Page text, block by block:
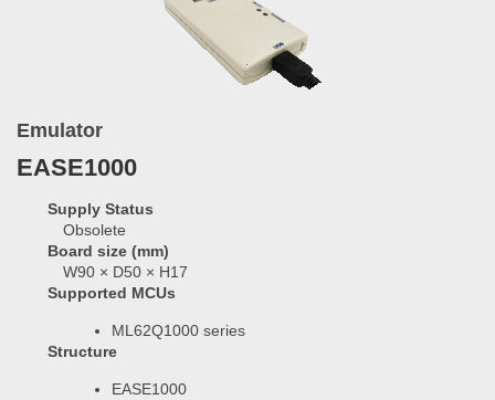
Emulator
EASE1000
Supply Status
Obsolete
Board size (mm)
W90 × D50 × H17
Supported MCUs
ML62Q1000 series
Structure
EASE1000